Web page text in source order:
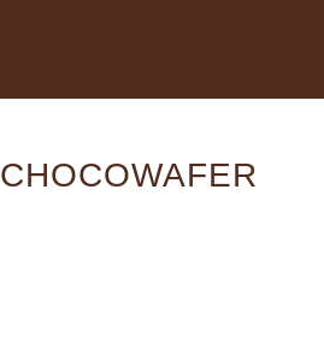
CHOCOWAFER